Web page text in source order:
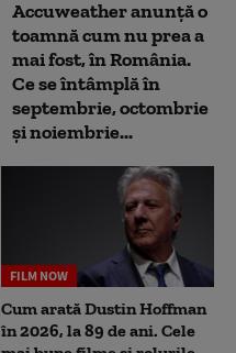
Accuweather anunță o
toamnă cum nu prea a
mai fost, în România.
Ce se întâmplă în
septembrie, octombrie
și noiembrie...
FILM NOW
Cum arată Dustin Hoffman
în 2026, la 89 de ani. Cele